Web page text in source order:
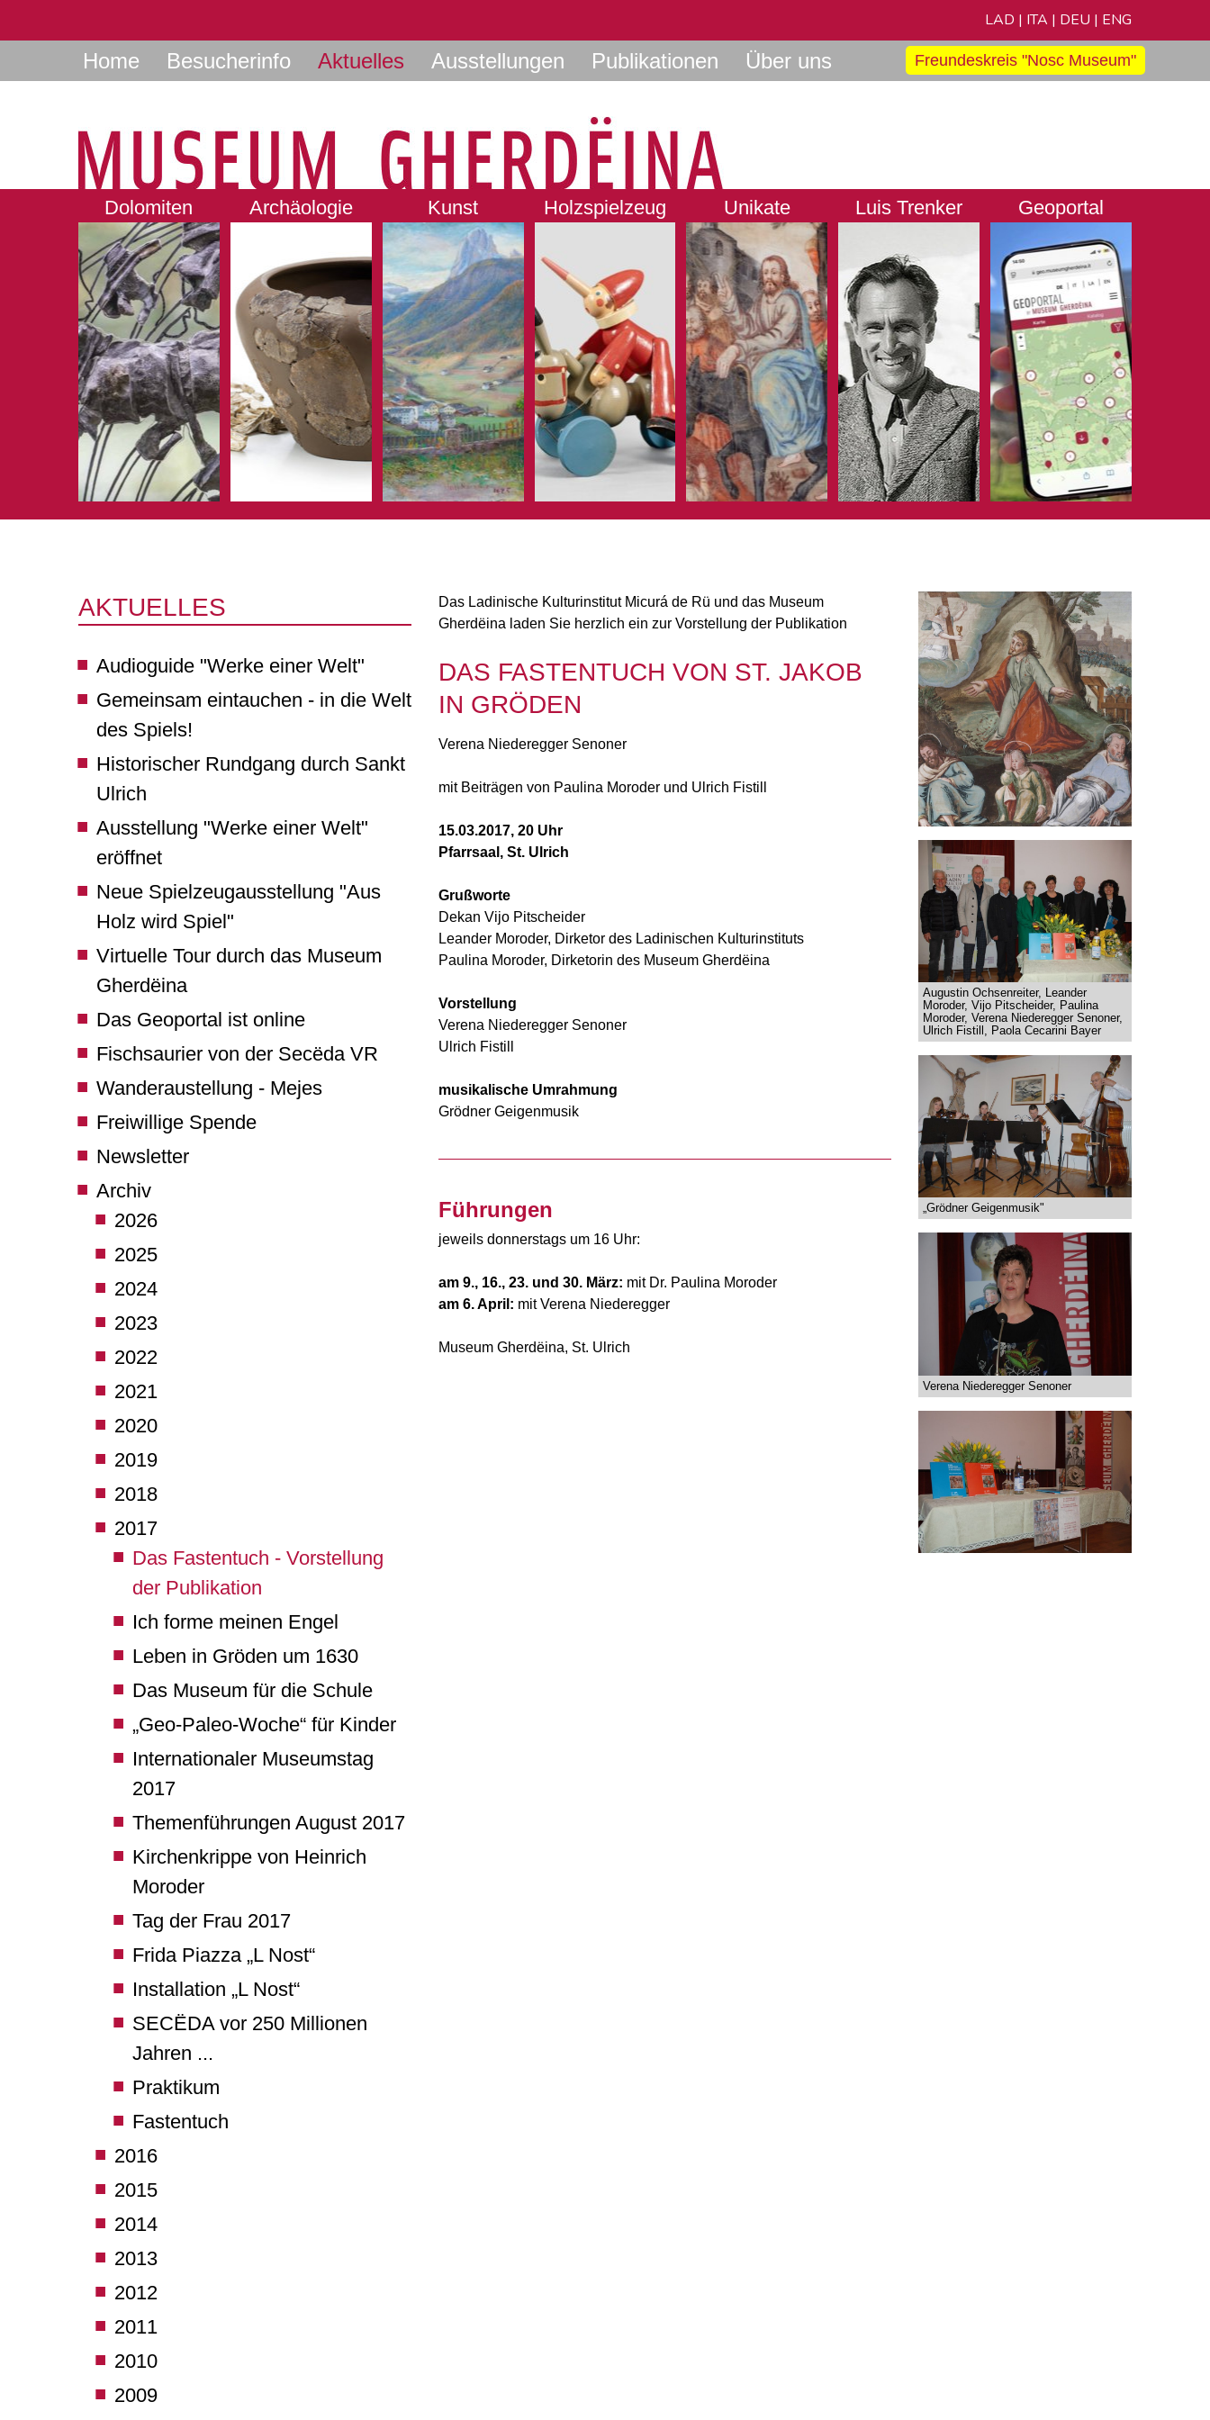
LAD | ITA | DEU | ENG
Home Besucherinfo Aktuelles Ausstellungen Publikationen Über uns Freundeskreis "Nosc Museum"
Dolomiten Archäologie Kunst Holzspielzeug Unikate Luis Trenker Geoportal
AKTUELLES
Audioguide "Werke einer Welt"
Gemeinsam eintauchen - in die Welt
des Spiels!
Historischer Rundgang durch Sankt
Ulrich
Ausstellung "Werke einer Welt"
eröffnet
Neue Spielzeugausstellung "Aus
Holz wird Spiel"
Virtuelle Tour durch das Museum
Gherdëina
Das Geoportal ist online
Fischsaurier von der Secëda VR
Wanderaustellung - Mejes
Freiwillige Spende
Newsletter
Archiv
2026
2025
2024
2023
2022
2021
2020
2019
2018
2017
Das Fastentuch - Vorstellung
der Publikation
Ich forme meinen Engel
Leben in Gröden um 1630
Das Museum für die Schule
„Geo-Paleo-Woche“ für Kinder
Internationaler Museumstag
2017
Themenführungen August 2017
Kirchenkrippe von Heinrich
Moroder
Tag der Frau 2017
Frida Piazza „L Nost“
Installation „L Nost“
SECËDA vor 250 Millionen
Jahren ...
Praktikum
Fastentuch
2016
2015
2014
2013
2012
2011
2010
2009
Das Ladinische Kulturinstitut Micurá de Rü und das Museum
Gherdëina laden Sie herzlich ein zur Vorstellung der Publikation
DAS FASTENTUCH VON ST. JAKOB
IN GRÖDEN
Verena Niederegger Senoner
mit Beiträgen von Paulina Moroder und Ulrich Fistill
15.03.2017, 20 Uhr
Pfarrsaal, St. Ulrich
Grußworte
Dekan Vijo Pitscheider
Leander Moroder, Dirketor des Ladinischen Kulturinstituts
Paulina Moroder, Dirketorin des Museum Gherdëina
Vorstellung
Verena Niederegger Senoner
Ulrich Fistill
musikalische Umrahmung
Grödner Geigenmusik
Führungen
jeweils donnerstags um 16 Uhr:
am 9., 16., 23. und 30. März: mit Dr. Paulina Moroder
am 6. April: mit Verena Niederegger
Museum Gherdëina, St. Ulrich
Augustin Ochsenreiter, Leander
Moroder, Vijo Pitscheider, Paulina
Moroder, Verena Niederegger Senoner,
Ulrich Fistill, Paola Cecarini Bayer
„Grödner Geigenmusik"
Verena Niederegger Senoner